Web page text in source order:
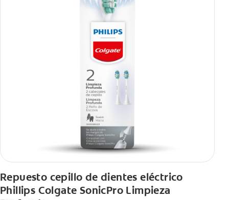
Repuesto cepillo de dientes eléctrico
Phillips Colgate SonicPro Limpieza